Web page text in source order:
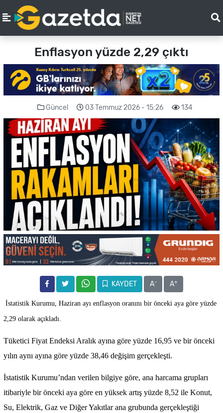
Enflasyon yüzde 2,29 çıktı
Güncel 03 Temmuz 2026 - 15:26 134
KAYDET A- A+
İstatistik Kurumu, Haziran ayı enflasyon oranını bir önceki aya göre yüzde
2,29 olarak açıkladı.
Tüketici Fiyat Endeksi Aralık ayına göre yüzde 16,95 ve bir önceki
yılın aynı ayına göre yüzde 38,46 değişim gerçekleşti.
İstatistik Kurumu’ndan verilen bilgiye göre, ana harcama grupları
itibariyle bir önceki aya göre en yüksek artış yüzde 8,52 ile Konut,
Su, Elektrik, Gaz ve Diğer Yakıtlar ana grubunda gerçekleştiği